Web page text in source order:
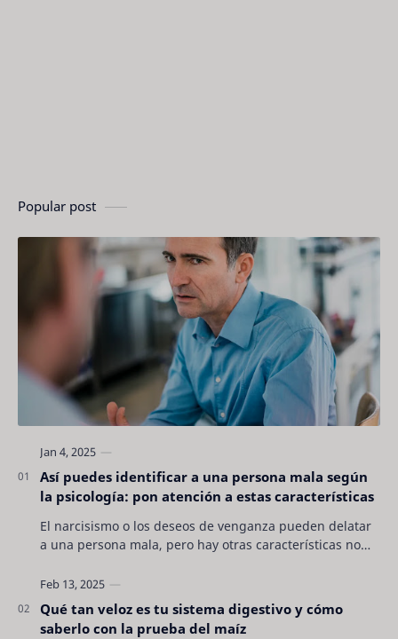
Popular post
Así puedes identificar a una persona mala según
la psicología: pon atención a estas características
El narcisismo o los deseos de venganza pueden delatar
a una persona mala, pero hay otras características no
Qué tan veloz es tu sistema digestivo y cómo
saberlo con la prueba del maíz